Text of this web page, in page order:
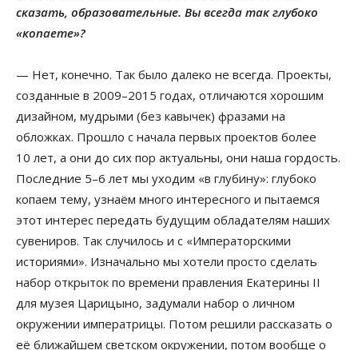
сказать, образовательные. Вы всегда так глубоко
«копаете»?
— Нет, конечно. Так было далеко не всегда. Проекты,
созданные в 2009–2015 годах, отличаются хорошим
дизайном, мудрыми (без кавычек) фразами на
обложках. Прошло с начала первых проектов более
10 лет, а они до сих пор актуальны, они наша гордость.
Последние 5–6 лет мы уходим «в глубину»: глубоко
копаем тему, узнаём много интересного и пытаемся
этот интерес передать будущим обладателям наших
сувениров. Так случилось и с «Императорскими
историями». Изначально мы хотели просто сделать
набор открыток по времени правления Екатерины II
для музея Царицыно, задумали набор о личном
окружении императрицы. Потом решили рассказать о
её ближайшем светском окружении, потом вообще о